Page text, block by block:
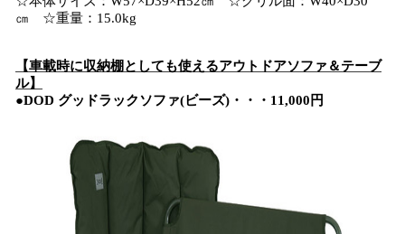
㎝ ☆重量：15.0kg
【車載時に収納棚としても使えるアウトドアソファ＆テーブ
ル】
●DOD グッドラックソファ(ビーズ)・・・ 11,000 円